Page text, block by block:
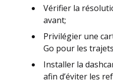
Vérifier la
avant;
Privilégier une
Go pour les
Installer la
afin d’éviter les